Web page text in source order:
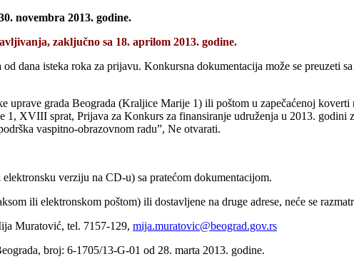
novembra 2013. godine.
zaključno sa 18. aprilom 2013. godine.
dana isteka roka za prijavu. Konkursna dokumentacija može se preuzeti
uprave grada Beograda (Kraljice Marije 1) ili poštom u zapečaćenoj
XVIII sprat, Prijava za Konkurs za finansiranje udruženja u 2013. godini
vaspitno-obrazovnom radu”, Ne otvarati.
verziju na CD-u) sa pratećom dokumentacijom.
ili elektronskom poštom) ili dostavljene na druge adrese, neće se
Muratović, tel. 7157-129, mija.muratovic@beograd.gov.rs
broj: 6-1705/13-G-01 od 28. marta 2013. godine.